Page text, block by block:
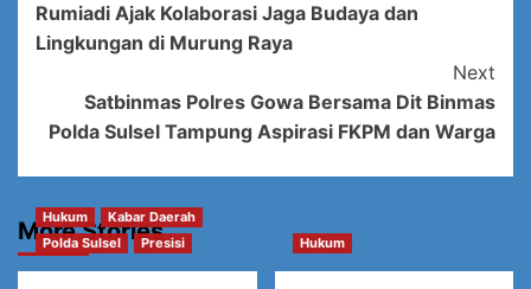
Navigation
Rumiadi Ajak Kolaborasi Jaga Budaya dan
Lingkungan di Murung Raya
Next
Satbinmas Polres Gowa Bersama Dit Binmas
Polda Sulsel Tampung Aspirasi FKPM dan Warga
More Stories
Hukum
Kabar Daerah
Polda Sulsel
Presisi Hukum